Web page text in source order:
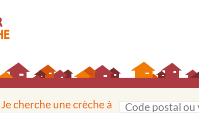
Je cherche une crèche à